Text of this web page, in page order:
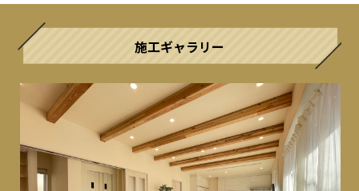
施工ギャラリー